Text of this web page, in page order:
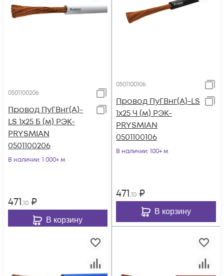
0501100206
Провод ПуГВнг(А)-
LS 1х25 Б (м) РЭК-
PRYSMIAN
0501100206
В наличии: 1 000+ м
471,10 ₽
В корзину
0501100106
Провод ПуГВнг(А)-LS
1х25 Ч (м) РЭК-
PRYSMIAN
0501100106
В наличии: 100+ м
471,10 ₽
В корзину